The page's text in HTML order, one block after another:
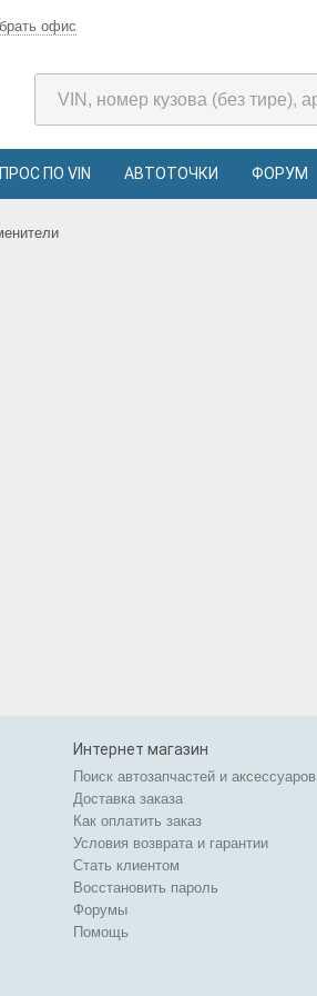
офис
ПО VIN АВТОТОЧКИ ФОРУМ
Интернет магазин
Поиск автозапчастей и аксессуаров
Доставка заказа
Как оплатить заказ
Условия возврата и гарантии
Стать клиентом
Восстановить пароль
Форумы
Помощь